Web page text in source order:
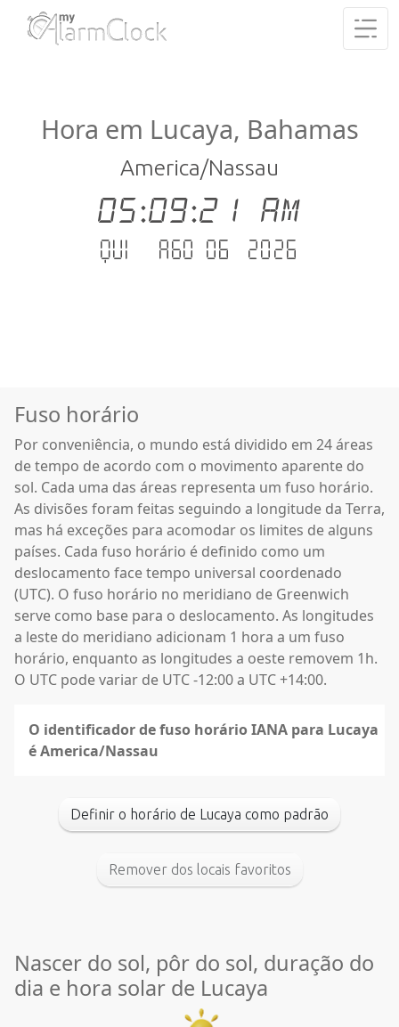
Hora em Lucaya, Bahamas
America/Nassau
05:09:21 AM
Qui - Ago 06 .2026
Fuso horário
Por conveniência, o mundo está dividido em 24 áreas
de tempo de acordo com o movimento aparente do
sol. Cada uma das áreas representa um fuso horário.
As divisões foram feitas seguindo a longitude da Terra,
mas há exceções para acomodar os limites de alguns
países. Cada fuso horário é definido como um
deslocamento face tempo universal coordenado
(UTC). O fuso horário no meridiano de Greenwich
serve como base para o deslocamento. As longitudes
a leste do meridiano adicionam 1 hora a um fuso
horário, enquanto as longitudes a oeste removem 1h.
O UTC pode variar de UTC -12:00 a UTC +14:00.
O identificador de fuso horário IANA para Lucaya
é America/Nassau
Definir o horário de Lucaya como padrão
Remover dos locais favoritos
Nascer do sol, pôr do sol, duração do
dia e hora solar de Lucaya